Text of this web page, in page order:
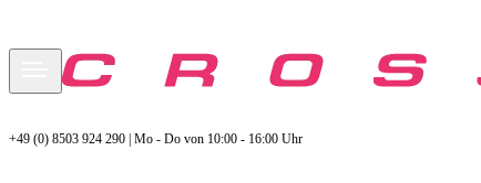
+49 (0) 8503 924 290 | Mo - Do von 10:00 - 16:00 Uhr